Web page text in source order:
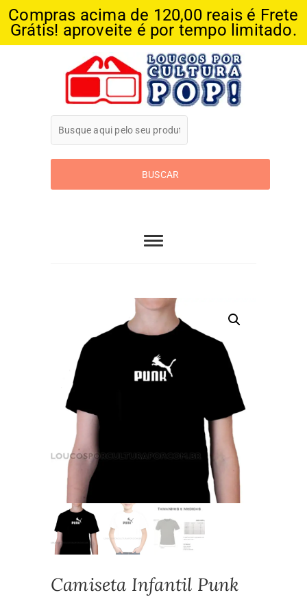
Compras acima de 120,00 reais é Frete
Grátis! aproveite é por tempo limitado.
Loucos Por
Cultura Pop
Camiseta Infantil Punk